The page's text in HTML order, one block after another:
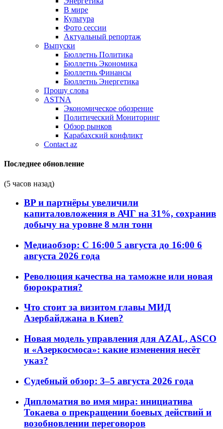
В мире
Культура
Фото сессии
Актуальный репортаж
Выпуски
Бюллетнь Политика
Бюллетнь Экономика
Бюллетнь Финансы
Бюллетнь Энергетика
Прошу слова
ASTNA
Экономическое обозрение
Политический Мониторинг
Обзор рынков
Карабахский конфликт
Contact az
Последнее обновление
(5 часов назад)
BP и партнёры увеличили
капиталовложения в АЧГ на 31%, сохранив
добычу на уровне 8 млн тонн
Медиаобзор: С 16:00 5 августа до 16:00 6
августа 2026 года
Революция качества на таможне или новая
бюрократия?
Что стоит за визитом главы МИД
Азербайджана в Киев?
Новая модель управления для AZAL, ASCO
и «Азеркосмоса»: какие изменения несёт
указ?
Судебный обзор: 3–5 августа 2026 года
Дипломатия во имя мира: инициатива
Токаева о прекращении боевых действий и
возобновлении переговоров